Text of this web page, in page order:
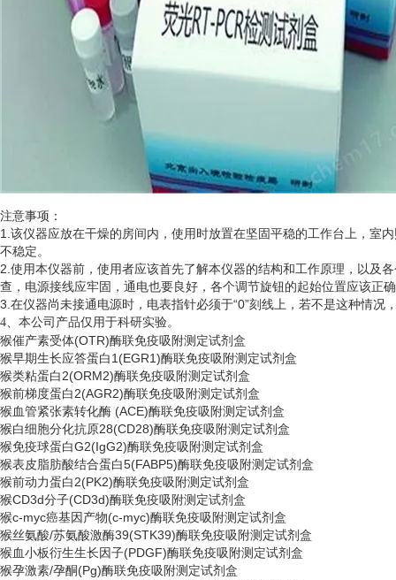
注意事项：
1.该仪器应放在干燥的房间内，使用时放置在坚固平稳的工作台上，室
不稳定。
2.使用本仪器前，使用者应该首先了解本仪器的结构和工作原理，以及
查，电源接线应牢固，通电也要良好，各个调节旋钮的起始位置应该正
3.在仪器尚未接通电源时，电表指针必须于“0”刻线上，若不是这种情况
4 本公司产品仅用于科研实验。
猴催产素受体(OTR)酶联免疫吸附测定试剂盒
猴早期生长应答蛋白1(EGR1)酶联免疫吸附测定试剂盒
猴类粘蛋白2(ORM2)酶联免疫吸附测定试剂盒
猴前梯度蛋白2(AGR2)酶联免疫吸附测定试剂盒
猴血管紧张素转化酶 (ACE)酶联免疫吸附测定试剂盒
猴白细胞分化抗原28(CD28)酶联免疫吸附测定试剂盒
猴免疫球蛋白G2(IgG2)酶联免疫吸附测定试剂盒
猴表皮脂肪酸结合蛋白5(FABP5)酶联免疫吸附测定试剂盒
猴前动力蛋白2(PK2)酶联免疫吸附测定试剂盒
猴CD3d分子(CD3d)酶联免疫吸附测定试剂盒
猴c-myc癌基因产物(c-myc)酶联免疫吸附测定试剂盒
猴丝氨酸/苏氨酸激酶39(STK39)酶联免疫吸附测定试剂盒
猴血小板衍生生长因子(PDGF)酶联免疫吸附测定试剂盒
猴孕激素/孕酮(Pg)酶联免疫吸附测定试剂盒